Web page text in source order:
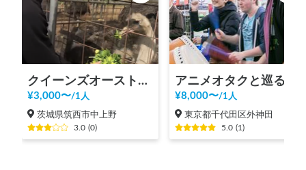
クイーンズオーストリッチつくば
¥3,000〜/1人
茨城県筑西市中上野
3.0 (0)
¥8,000〜/1人
東京都千代田区外神田
5.0 (1 )